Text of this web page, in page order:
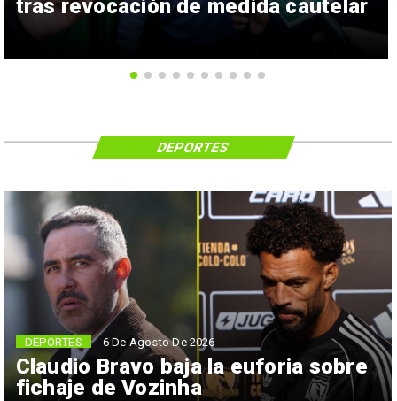
tras revocación de medida cautelar
Claudio Bravo baja la euforia sobre
fichaje de Vozinha
DEPORTES 6 De Agosto De 2026
DEPORTES